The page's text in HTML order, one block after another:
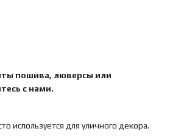
пошива, люверсы или
с нами.
используется для уличного декора.